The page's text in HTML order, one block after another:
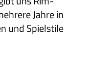
Jahre in
und Spielstile